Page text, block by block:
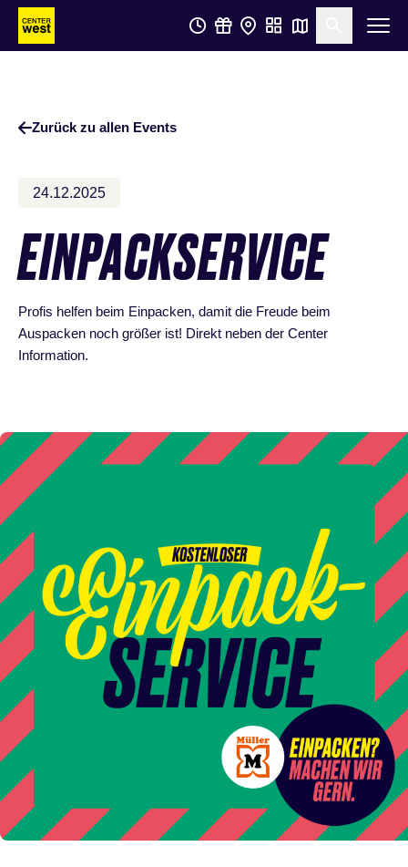
Zum
Hauptinhalt
Zum
Footer
Suche
Zurück zu allen Events
24.12.2025
EINPACKSERVICE
Profis helfen beim Einpacken, damit die Freude beim
Auspacken noch größer ist! Direkt neben der Center
Information.